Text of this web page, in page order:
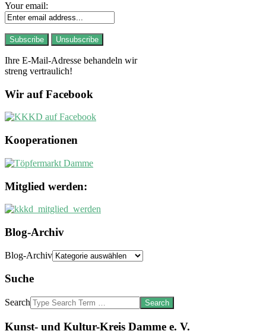
Your email:
Ihre E-Mail-Adresse behandeln wir
streng vertraulich!
Wir auf Facebook
Kooperationen
Mitglied werden:
Blog-Archiv
Blog-Archiv
Suche
Search
Kunst- und Kultur-Kreis Damme e. V.